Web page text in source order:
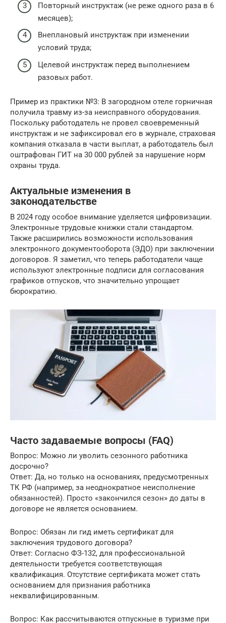
Повторный инструктаж (не реже одного раза в 6
месяцев);
Внеплановый инструктаж при изменении
условий труда;
Целевой инструктаж перед выполнением
разовых работ.
Пример из практики №3: В загородном отеле горничная
получила травму из-за неисправного оборудования.
Поскольку работодатель не провел своевременный
инструктаж и не зафиксировал его в журнале, страховая
компания отказала в части выплат, а работодатель был
оштрафован ГИТ на 30 000 рублей за нарушение норм
охраны труда.
Актуальные изменения в
законодательстве
В 2024 году особое внимание уделяется цифровизации.
Электронные трудовые книжки стали стандартом.
Также расширились возможности использования
электронного документооборота (ЭДО) при заключении
договоров. Я заметил, что теперь работодатели чаще
используют электронные подписи для согласования
графиков отпусков, что значительно упрощает
бюрократию.
Часто задаваемые вопросы (FAQ)
Вопрос: Можно ли уволить сезонного работника
досрочно?
Ответ: Да, но только на основаниях, предусмотренных
ТК РФ (например, за неоднократное неисполнение
обязанностей). Просто «закончился сезон» до даты в
договоре не является основанием.
Вопрос: Обязан ли гид иметь сертификат для
заключения трудового договора?
Ответ: Согласно ФЗ-132, для профессиональной
деятельности требуется соответствующая
квалификация. Отсутствие сертификата может стать
основанием для признания работника
неквалифицированным.
Вопрос: Как рассчитываются отпускные в туризме при